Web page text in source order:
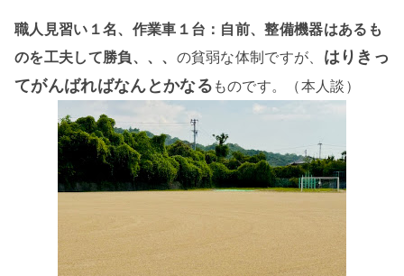
職人見習い１名、作業車１台：自前、整備機器はあるも
のを工夫して勝負、、、 の貧弱な体制ですが、 はりきっ
てがんばればなんとかなる ものです。（本人談）